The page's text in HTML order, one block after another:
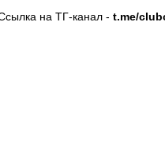
на ТГ-канал - t.me/